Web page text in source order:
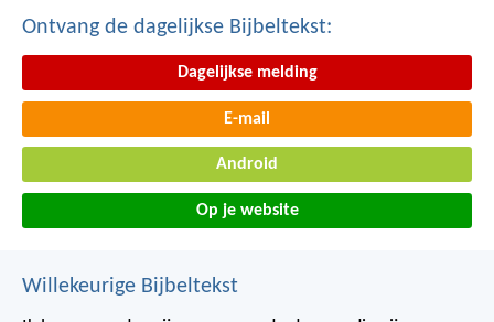
Ontvang de dagelijkse Bijbeltekst:
Dagelijkse melding
E-mail
Android
Op je website
Willekeurige Bijbeltekst